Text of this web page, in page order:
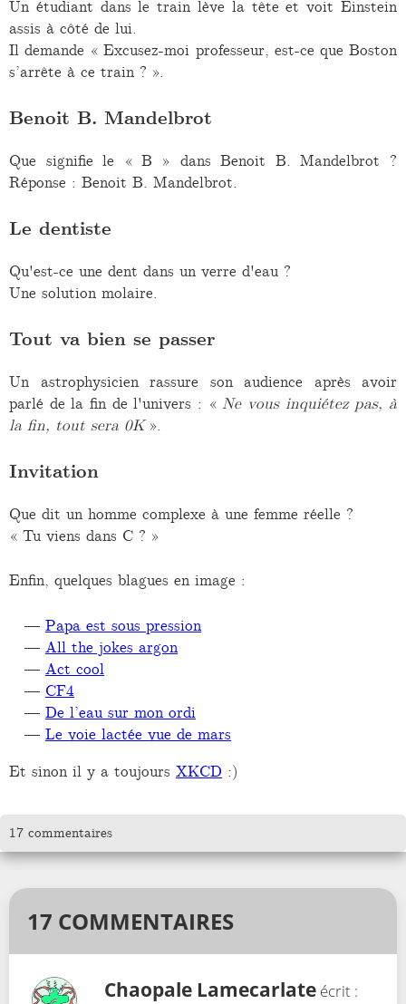
Un étudiant dans le train lève la tête et voit Einstein
assis à côté de lui.
Il demande « Excusez-moi professeur, est-ce que Boston
s’arrête à ce train ? ».
Benoit B. Mandelbrot
Que signifie le « B » dans Benoit B. Mandelbrot ?
Réponse : Benoit B. Mandelbrot.
Le dentiste
Qu'est-ce une dent dans un verre d'eau ?
Une solution molaire.
Tout va bien se passer
Un astrophysicien rassure son audience après avoir
parlé de la fin de l'univers : « Ne vous inquiétez pas, à
la fin, tout sera 0K».
Invitation
Que dit un homme complexe à une femme réelle ?
« Tu viens dans C ? »
Enfin, quelques blagues en image :
Papa est sous pression
All the jokes argon
Act cool
CF4
De l’eau sur mon ordi
Le voie lactée vue de mars
Et sinon il y a toujours XKCD :)
17 commentaires
17 COMMENTAIRES
Chaopale Lamecarlate écrit :